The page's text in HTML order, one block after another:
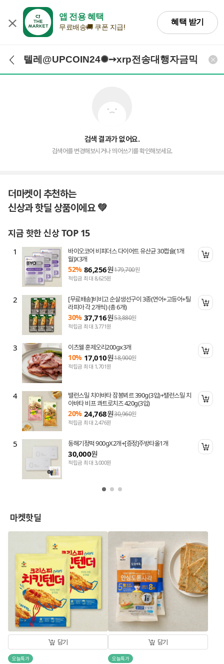
앱 전용 혜택
무료배송🚚 쿠폰 지급!
혜택 받기
검색어 입력 검
검색 결과가 없어요.
검색어를 변경해보시거나 띄어쓰기를 확인해보세요.
더마켓이 추천하는
신상과 핫딜 상품이에요 💚
지금 핫한 신상 TOP 15
담기
담기
담기
담기
담기
1
바이오코어 비피더스 다이어트 유산균 30캡슐(1개
월)X3개
52% 86,256원179,700원
적립금 최대 8,625원
2
[무료배송]비비고 순살생선구이 3종(연어+고등어+틸
라피아 각 2개씩) (총 6개)
30% 37,716원53,880원
적립금 최대 3,771원
3 이츠웰 훈제오리200gx3개
10% 17,010원18,900원
적립금 최대 1,701원
4
밸런스밀 치아바타 잠봉뵈르 390g(3입)+밸런스밀 치
아바타 비프 콰트로치즈 420g(3입)
20% 24,768원30,960원
적립금 최대 2,476원
5 동해기정떡 900gX2개+[증정]주방타올1개
30,000원
적립금 최대 3,000원
마켓핫딜
담기
오늘특가
담기
오늘특가